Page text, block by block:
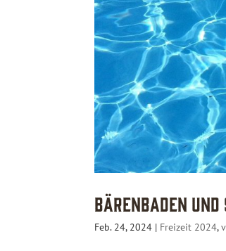
Bärenbaden und
Feb. 24, 2024 | Freizeit 2024,